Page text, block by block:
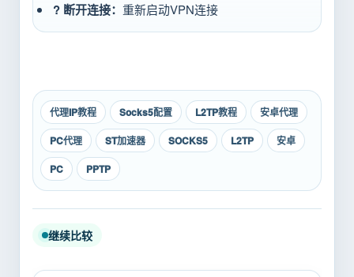
? 断开连接： 重新启动VPN连接
代理IP教程 Socks5配置 L2TP教程
安卓代理
PC代理
ST加速器 SOCKS5 L2TP
安卓
PC
PPTP
继续比较